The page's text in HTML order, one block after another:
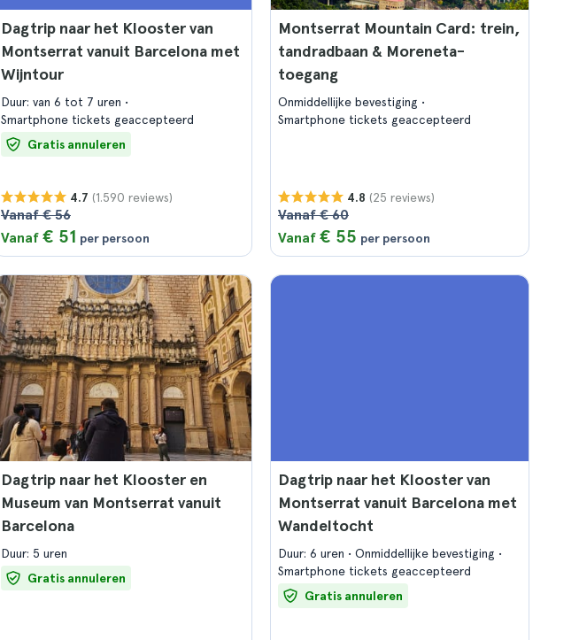
Dagtrip naar het Klooster van
Montserrat vanuit Barcelona met
Wijntour
Duur: van 6 tot 7 uren
Smartphone tickets geaccepteerd
Gratis annuleren
4.7 (1.590 reviews)
Vanaf € 56
Vanaf € 51 per persoon
Montserrat Mountain Card: trein,
tandradbaan & Moreneta-
toegang
Onmiddellijke bevestiging
Smartphone tickets geaccepteerd
4.8 (25 reviews)
Vanaf € 60
Vanaf € 55 per persoon
Dagtrip naar het Klooster en
Museum van Montserrat vanuit
Barcelona
Duur: 5 uren
Gratis annuleren
Dagtrip naar het Klooster van
Montserrat vanuit Barcelona met
Wandeltocht
Duur: 6 uren
Onmiddellijke bevestiging
Smartphone tickets geaccepteerd
Gratis annuleren